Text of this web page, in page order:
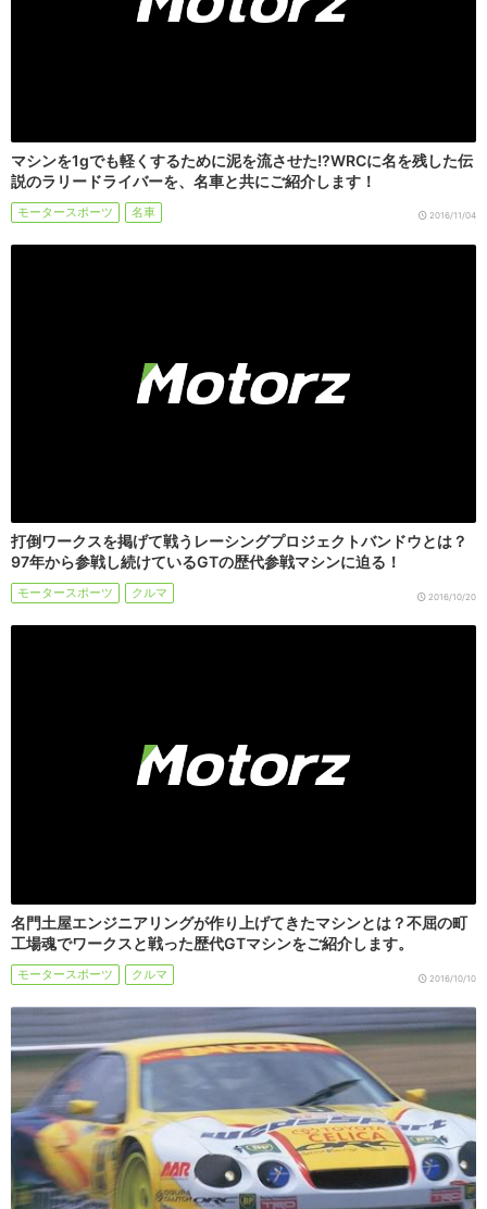
マシンを1gでも軽くするために泥を流させた!?WRCに名を残した伝
説のラリードライバーを、名車と共にご紹介します！
モータースポーツ 名車 2016/11/04
打倒ワークスを掲げて戦うレーシングプロジェクトバンドウとは？
97年から参戦し続けているGTの歴代参戦マシンに迫る！
モータースポーツ クルマ 2016/10/20
名門土屋エンジニアリングが作り上げてきたマシンとは？不屈の町
工場魂でワークスと戦った歴代GTマシンをご紹介します。
モータースポーツ クルマ 2016/10/10